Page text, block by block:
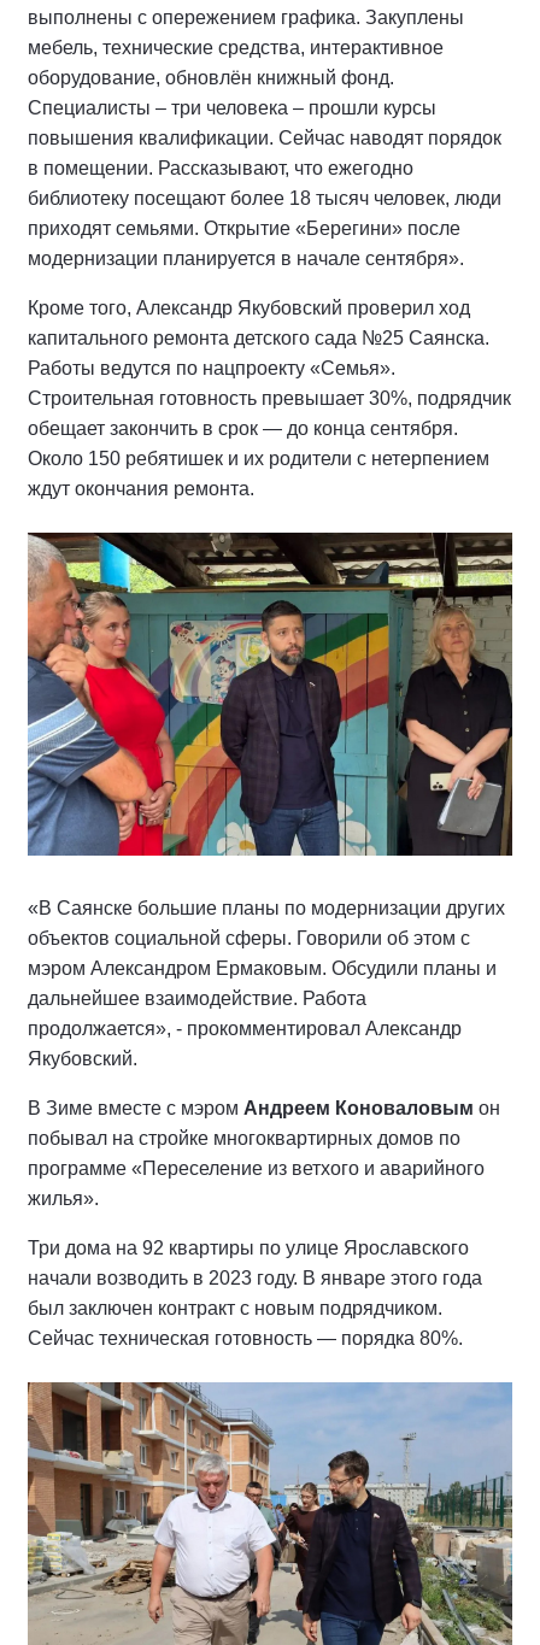
выполнены с опережением графика. Закуплены
мебель, технические средства, интерактивное
оборудование, обновлён книжный фонд.
Специалисты – три человека – прошли курсы
повышения квалификации. Сейчас наводят порядок
в помещении. Рассказывают, что ежегодно
библиотеку посещают более 18 тысяч человек, люди
приходят семьями. Открытие «Берегини» после
модернизации планируется в начале сентября».
Кроме того, Александр Якубовский проверил ход
капитального ремонта детского сада №25 Саянска.
Работы ведутся по нацпроекту «Семья».
Строительная готовность превышает 30%, подрядчик
обещает закончить в срок — до конца сентября.
Около 150 ребятишек и их родители с нетерпением
ждут окончания ремонта.
«В Саянске большие планы по модернизации других
объектов социальной сферы. Говорили об этом с
мэром Александром Ермаковым. Обсудили планы и
дальнейшее взаимодействие. Работа
продолжается», - прокомментировал Александр
Якубовский.
В Зиме вместе с мэром Андреем Коноваловым он
побывал на стройке многоквартирных домов по
программе «Переселение из ветхого и аварийного
жилья».
Три дома на 92 квартиры по улице Ярославского
начали возводить в 2023 году. В январе этого года
был заключен контракт с новым подрядчиком.
Сейчас техническая готовность — порядка 80%.